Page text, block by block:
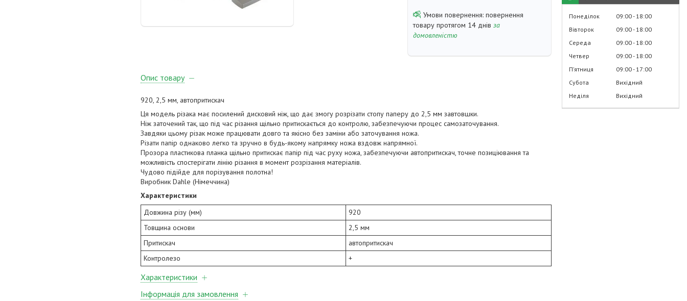
повернення
товару протягом 14 днів за
домовленістю
Опис товару
920, 2,5 мм, автопритискач
Ця модель різака має посилений дисковий ніж, що дає змогу розрізати стопу паперу до 2,5 мм завтовшки.
Ніж заточений так, що під час різання щільно притискається до контролю, забезпечуючи процес самозаточування.
Завдяки цьому різак може працювати довго та якісно без заміни або заточування ножа.
Різати папір однаково легко та зручно в будь-якому напрямку ножа вздовж напрямної.
Прозора пластикова планка щільно притискає папір під час руху ножа, забезпечуючи автопритискач, точне позиціювання та
можливість спостерігати лінію різання в момент розрізання матеріалів.
Чудово підійде для порізування полотна!
Виробник Dahle (Німеччина)
Характеристики
Довжина різу (мм)
920
Товщина основи
2,5 мм
Притискач
автопритискач
Контролезо
+
Характеристики
Інформація для замовлення
Понеділок 09:00 18:00
Вівторок
09:00 18:00
Середа
09:00 18:00
Четвер
09:00 18:00
Пʼятниця
09:00 17:00
Субота
Вихідний
Неділя
Вихідний